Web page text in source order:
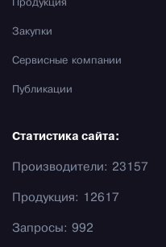
Продукция
Закупки
Сервисные компании
Публикации
Статистика сайта:
Производители: 23157
Продукция: 12617
Запросы: 992